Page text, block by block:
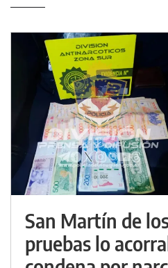
San Martín de
pruebas lo